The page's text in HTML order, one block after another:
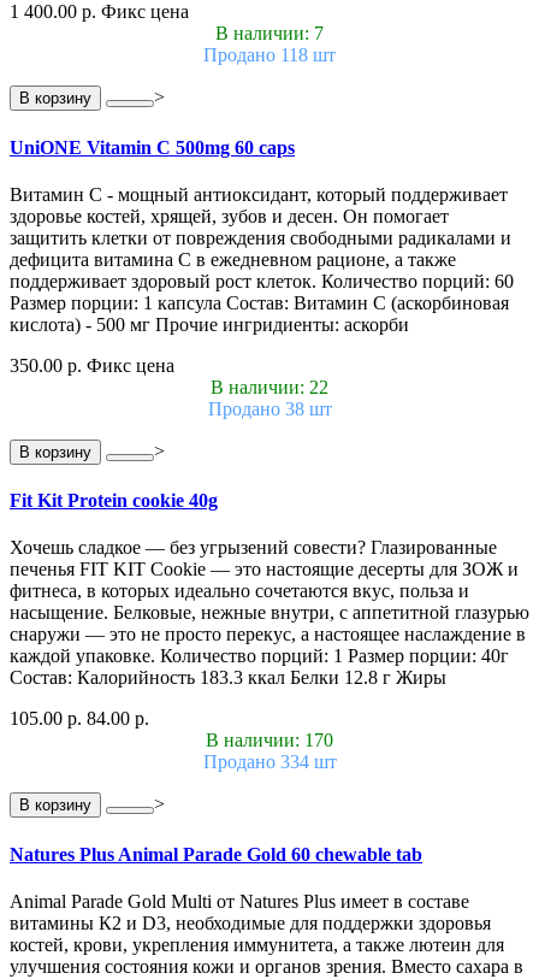
1 400.00 р. Фикс цена
В наличии: 7
Продано 118 шт
В корзину >
UniONE Vitamin С 500mg 60 caps
Витамин С - мощный антиоксидант, который поддерживает
здоровье костей, хрящей, зубов и десен. Он помогает
защитить клетки от повреждения свободными радикалами и
дефицита витамина С в ежедневном рационе, а также
поддерживает здоровый рост клеток. Количество порций: 60
Размер порции: 1 капсула Состав: Витамин С (аскорбиновая
кислота) - 500 мг Прочие ингридиенты: аскорби
350.00 р. Фикс цена
В наличии: 22
Продано 38 шт
В корзину >
Fit Kit Protein cookie 40g
Хочешь сладкое — без угрызений совести? Глазированные
печенья FIT KIT Cookie — это настоящие десерты для ЗОЖ и
фитнеса, в которых идеально сочетаются вкус, польза и
насыщение. Белковые, нежные внутри, с аппетитной глазурью
снаружи — это не просто перекус, а настоящее наслаждение в
каждой упаковке. Количество порций: 1 Размер порции: 40г
Состав: Калорийность 183.3 ккал Белки 12.8 г Жиры
105.00 р. 84.00 р.
В наличии: 170
Продано 334 шт
В корзину >
Natures Plus Animal Parade Gold 60 chewable tab
Animal Parade Gold Multi от Natures Plus имеет в составе
витамины К2 и D3, необходимые для поддержки здоровья
костей, крови, укрепления иммунитета, а также лютеин для
улучшения состояния кожи и органов зрения. Вместо сахара в